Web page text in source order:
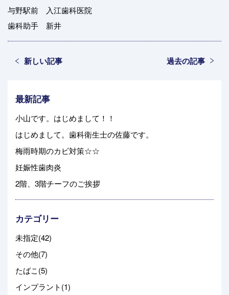
与野駅前 入江歯科医院
歯科助手 新井
新しい記事 過去の記事
最新記事
小山です。はじめまして！！
はじめまして。歯科衛生士の佐藤です。
梅雨時期のカビ対策☆☆
妊娠性歯肉炎
2階、3階チーフのご挨拶
カテゴリー
未指定(42)
その他(7)
たばこ(5)
インプラント(1)